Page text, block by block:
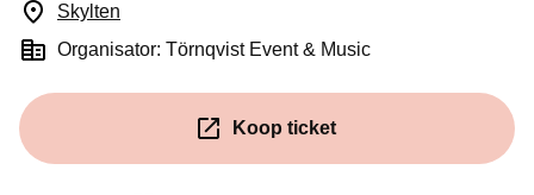
Skylten
Organisator: Törnqvist Event & Music
Koop ticket
(Opent in een nieuw venster)